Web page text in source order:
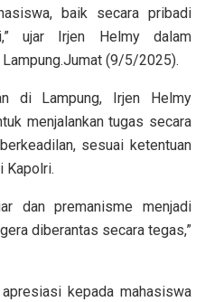
baik secara pribadi
ujar Irjen Helmy dalam
(9/5/2025).
di Lampung, Irjen Helmy
menjalankan tugas secara
sesuai ketentuan
Kapolri.
dan premanisme menjadi
diberantas secara tegas,”
kepada mahasiswa